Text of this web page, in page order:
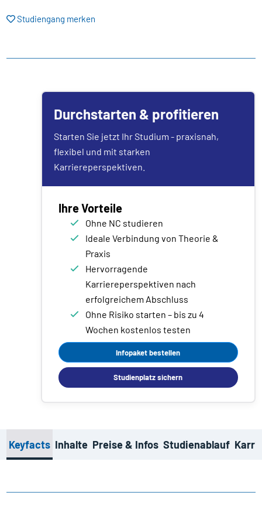
Studiengang merken
Durchstarten & profitieren
Starten Sie jetzt Ihr Studium - praxisnah,
flexibel und mit starken
Karriereperspektiven.
Ihre Vorteile
Ohne NC studieren
Ideale Verbindung von Theorie &
Praxis
Hervorragende
Karriereperspektiven nach
erfolgreichem Abschluss
Ohne Risiko starten – bis zu 4
Wochen kostenlos testen
Infopaket bestellen
Studienplatz sichern
Keyfacts Inhalte Preise & Infos Studienablauf